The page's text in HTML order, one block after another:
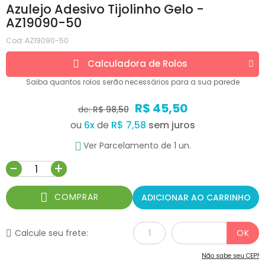
Azulejo Adesivo Tijolinho Gelo -
AZ19090-50
Cod:AZ19090-50
Calculadora de Rolos
Saiba quantos rolos serão necessários para a sua parede
de:R$ 98,50 R$ 45,50
ou 6xde R$ 7,58
Ver Parcelamento de 1 un.
- +
COMPRAR ADICIONAR AO CARRINHO
Calcule seu frete:
Não sabe seu CEP?